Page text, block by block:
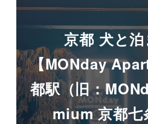
京都 犬と
【MONday
都駅（旧：
mium 京都七